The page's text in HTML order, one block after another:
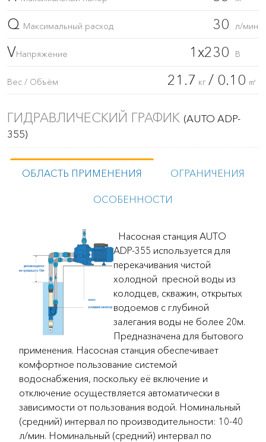
Q Максимальный расход 30 л/мин
VНапряжение 1x230 В
Вес / Объём 21.7 кг / 0.10 ㎥
ГИДРАВЛИЧЕСКИЙ ГРАФИК (AUTO ADP-
355)
ОБЛАСТЬ ПРИМЕНЕНИЯ ОГРАНИЧЕНИЯ
ОСОБЕННОСТИ
Насосная станция AUTO
ADP-355 используется для
перекачивания чистой
холодной пресной воды из
колодцев, скважин, открытых
водоемов с глубиной
залегания воды не более 20м.
Предназначена для бытового
применения. Насосная станция обеспечивает
комфортное пользование системой
водоснабжения, поскольку её включение и
отключение осуществляется автоматически в
зависимости от пользования водой. Номинальный
(средний) интервал по производительности: 10-40
л/мин. Номинальный (средний) интервал по